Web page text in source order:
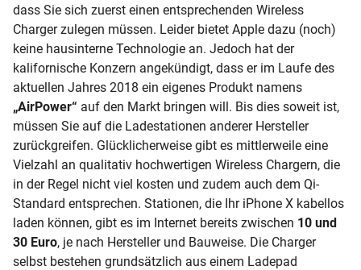
dass Sie sich zuerst einen entsprechenden Wireless
Charger zulegen müssen. Leider bietet Apple dazu (noch)
keine hausinterne Technologie an. Jedoch hat der
kalifornische Konzern angekündigt, dass er im Laufe des
aktuellen Jahres 2018 ein eigenes Produkt namens
„AirPower“ auf den Markt bringen will. Bis dies soweit ist,
müssen Sie auf die Ladestationen anderer Hersteller
zurückgreifen. Glücklicherweise gibt es mittlerweile eine
Vielzahl an qualitativ hochwertigen Wireless Chargern, die
in der Regel nicht viel kosten und zudem auch dem Qi-
Standard entsprechen. Stationen, die Ihr iPhone X kabellos
laden können, gibt es im Internet bereits zwischen 10 und
30 Euro, je nach Hersteller und Bauweise. Die Charger
selbst bestehen grundsätzlich aus einem Ladepad